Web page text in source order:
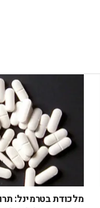
מלכודת בטרמינל: